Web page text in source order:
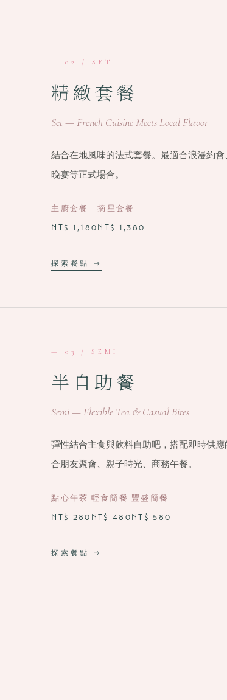
— 02 / SET
精緻套餐
Set — French Cuisine Meets Local Flavor
結合在地風味的法式套餐。最適合浪漫約
晚宴等正式場合。
主廚套餐
NT$ 1,180
摘星套餐
NT$ 1,380
探索餐點 →
— 03 / SEMI
半自助餐
Semi — Flexible Tea & Casual Bites
彈性結合主食與飲料自助吧，搭配即時供
合朋友聚會、親子時光、商務午餐。
點心午茶
NT$ 280
輕食簡餐
NT$ 480
豐盛簡餐
NT$ 580
探索餐點 →